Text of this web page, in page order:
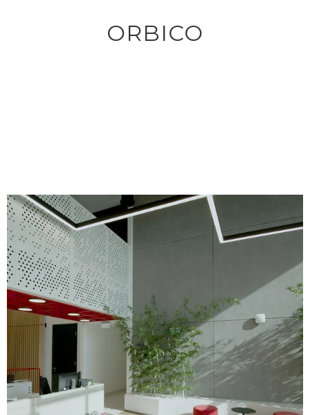
ORBICO